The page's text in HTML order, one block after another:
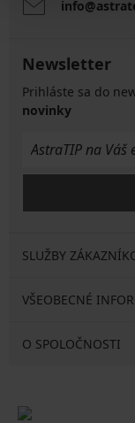
Newsletter
Prihláste sa do
novinky
SLUŽBY
VŠEOBECNÉ
O SPOLOČNOSTI